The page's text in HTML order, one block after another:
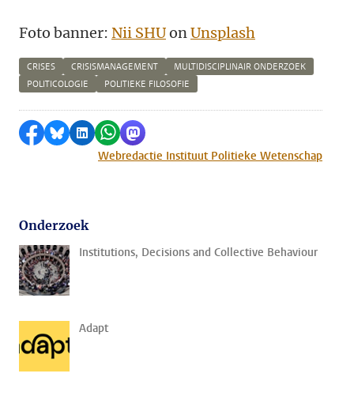
Foto banner: Nii SHUonUnsplash
CRISES CRISISMANAGEMENT
MULTIDISCIPLINAIR ONDERZOEK
POLITICOLOGIE
POLITIEKE FILOSOFIE
Delen op Facebook
Delen via Bluesky
Delen op LinkedIn
Delen via WhatsApp
Delen via Mastodon
Webredactie Instituut Politieke Wetenschap
Onderzoek
Institutions, Decisions and Collective Behaviour
Adapt